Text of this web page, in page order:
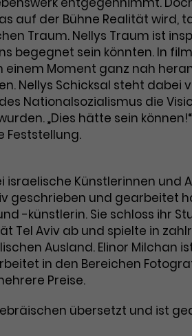
Zugang zu geschützten
gewährt.
cookie_optin
TYPO3
Enthält die gewählten Tracking-
Einstellungen.
2 Jahre
Dieses Cookie wird von Google
installiert. Das Cookie wird
Besucher*innen-, Sitzungs- und
Kampagnendaten zu berechnen
Nutzung der Website für den
Analysebericht der Website zu
Die Cookies speichern
_gid
Google Analytics
Dieses Cookie wird von Google
beinhaltet alle Scripte, die es uns
die Leistung unserer
und Conversions zu messen.
uns dabei Werbeanzeigen und
unserer Nutzer
_gcl_au
Google Ads
Wird von Google verwendet, um
Effizienz von Werbeanzeigen zu
und Conversions zu speichern.
Cookie hilft dabei
Nutzer über Google-Anzeigen auf
Website gelangt sind.
Informationen
auf der Bühne Realität wird,
Traum. Nellys Traum ist
begegnet sein könnten. In
einem Moment ganz nah
Nellys Schicksal steht dabei
Nationalsozialismus die
„Dies hätte sein
israelische Künstlerinnen und
geschrieben und gearbeitet
-künstlerin. Sie schloss ihr
Tel Aviv ab und spielte in
Ausland. Elinor Milchan
in den Bereichen
Preise.
übersetzt und ist